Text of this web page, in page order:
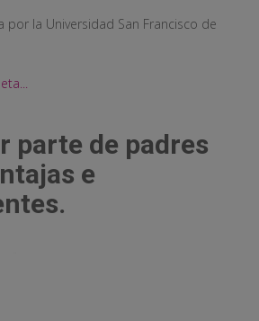
por la Universidad San Francisco de
parte de padres
e